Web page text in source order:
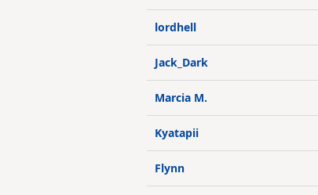
lordhell
Jack_Dark
Marcia M.
Kyatapii
Flynn